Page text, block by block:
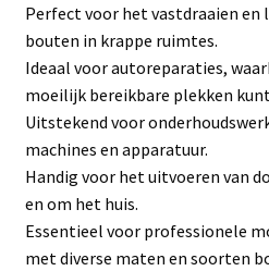
Linkpartners
Over Ons
Overzicht
Privacybeleid
Perfect voor het vastdraaien en
bouten in krappe ruimtes.
Ideaal voor autoreparaties,
moeilijk bereikbare plekken
Uitstekend voor
machines en apparatuur.
Handig voor het uitvoeren van
en om het huis.
Essentieel voor professionele
met diverse maten en soorten